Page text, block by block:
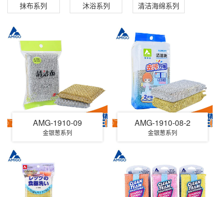
抹布系列 沐浴系列 清洁海绵系列
AMG-1910-09
金银葱系列
AMG-1910-08-2
金银葱系列